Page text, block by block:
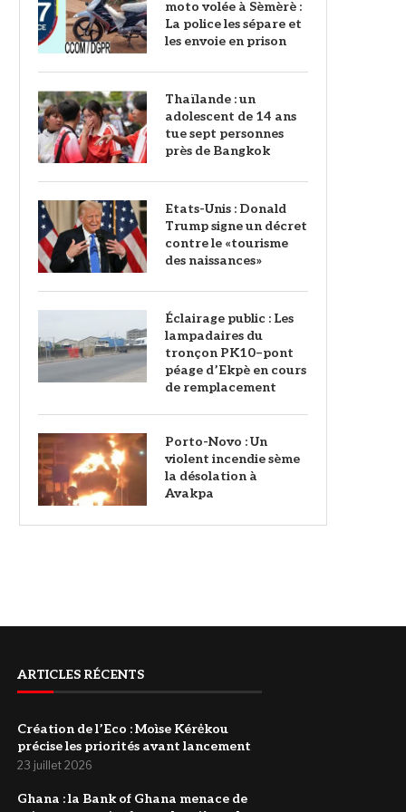
moto volée à Sèmèrè :
La police les sépare et
les envoie en prison
Thaïlande : un
adolescent de 14 ans
tue sept personnes
près de Bangkok
Etats-Unis : Donald
Trump signe un décret
contre le «tourisme
des naissances»
‎Éclairage public : Les
lampadaires du
tronçon PK10–pont
péage d’Ekpè en cours
de remplacement
Porto-Novo : Un
violent incendie sème
la désolation à
Avakpa
ARTICLES RÉCENTS
Création de l’Eco : Moìse Kérėkou
précise les priorités avant lancement
23 juillet 2026
‎Ghana : la Bank of Ghana menace de